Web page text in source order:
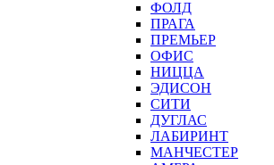
ФОЛД
ПРАГА
ПРЕМЬЕР
ОФИС
НИЦЦА
ЭДИСОН
СИТИ
ДУГЛАС
ЛАБИРИНТ
МАНЧЕСТЕР